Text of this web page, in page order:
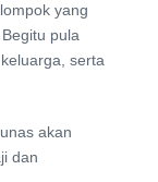
yang
pula
serta
akan
dan